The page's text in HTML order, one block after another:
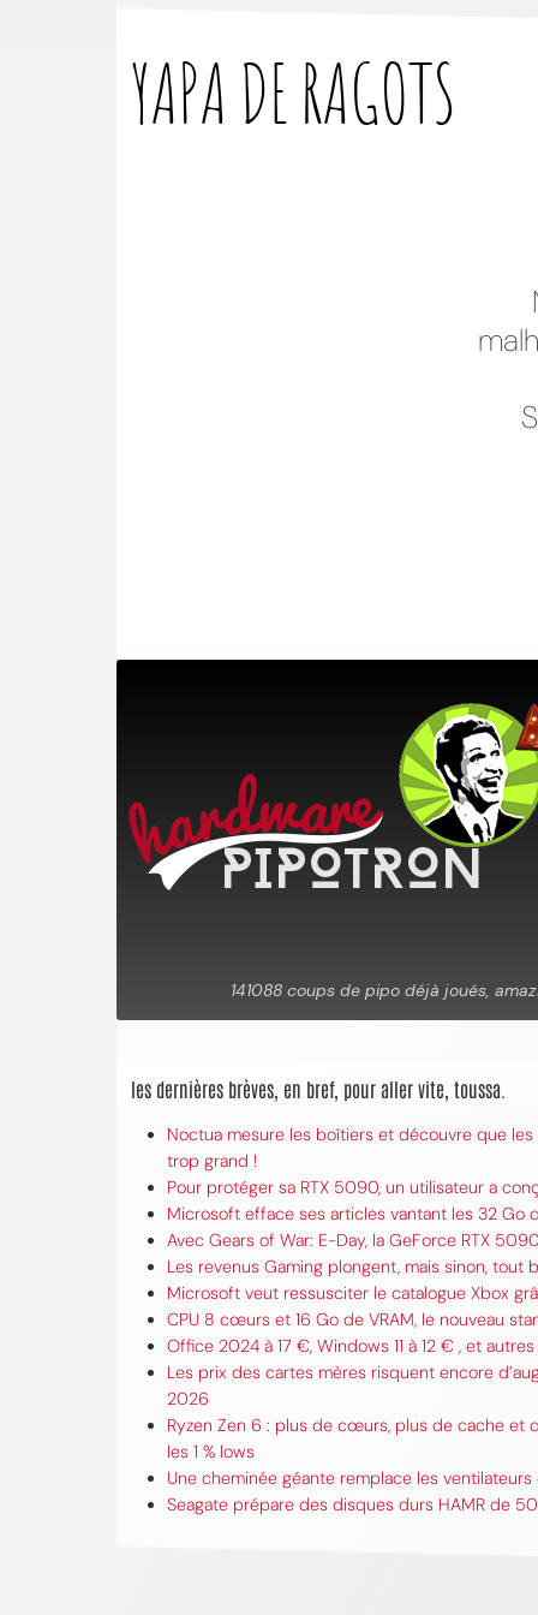
YAPA DERAGOTS
les dernières brèves, en bref, pour aller vite, toussa.
Noctua mesure les boîtiers et découvre que
trop grand !
Pour protéger sa RTX 5090, un utilisateur a
Microsoft efface ses articles vantant les 32 Go
Avec Gears of War: E-Day, la GeForce RTX
Les revenus Gaming plongent, mais sinon, tout
Microsoft veut ressusciter le catalogue Xbox
CPU 8 cœurs et 16 Go de VRAM, le nouveau
Office 2024 à 17 €, Windows 11 à 12 € , et
Les prix des cartes mères risquent encore
2026
Ryzen Zen 6 : plus de cœurs, plus de cache et
les 1 % lows
Une cheminée géante remplace les
Seagate prépare des disques durs HAMR de